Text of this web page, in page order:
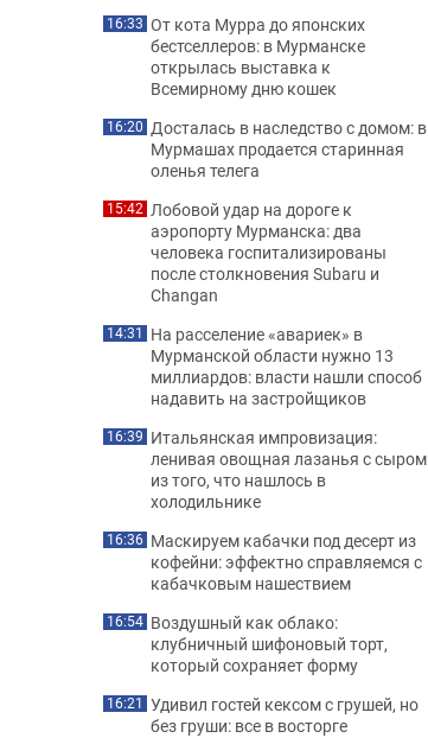
16:33 От кота Мурра до японских
бестселлеров: в Мурманске
открылась выставка к
Всемирному дню кошек
16:20 Досталась в наследство с домом: в
Мурмашах продается старинная
оленья телега
15:42 Лобовой удар на дороге к
аэропорту Мурманска: два
человека госпитализированы
после столкновения Subaru и
Changan
14:31 На расселение «авариек» в
Мурманской области нужно 13
миллиардов: власти нашли способ
надавить на застройщиков
16:39 Итальянская импровизация:
ленивая овощная лазанья с сыром
из того, что нашлось в
холодильнике
16:36 Маскируем кабачки под десерт из
кофейни: эффектно справляемся с
кабачковым нашествием
16:54 Воздушный как облако:
клубничный шифоновый торт,
который сохраняет форму
16:21 Удивил гостей кексом с грушей, но
без груши: все в восторге